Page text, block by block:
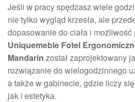
Jeśli w pracy spędzasz wiele
nie tylko wygląd krzesła, ale
dopasowanie do ciała i
Uniquemeble Fotel
Mandarin został zaprojektowany
rozwiązanie do wielogodzinnego
a także w gabinecie, gdzie liczy
jak i estetyka.